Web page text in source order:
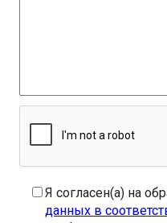
Я согласен(а) на
данных в